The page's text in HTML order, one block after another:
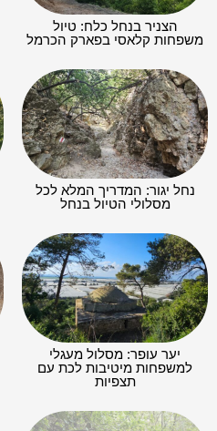
הצניר בנחל כלח: טיול
משפחות קלאסי בפארק הכרמל
נחל יגור: המדריך המלא לכל
מסלולי הטיול בנחל
יער עופר: מסלול מעגלי
למשפחות מיטיבות לכת עם
תצפיות